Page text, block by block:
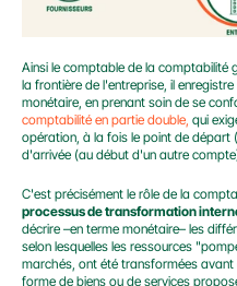
Ainsi le comptable de la comptabilité
la frontière de l'entreprise, il
monétaire, en prenant soin de se
comptabilité en partie double, qui
opération, à la fois le point de départ
d'arrivée (au début d'un autre
processus de transformation
décrire –en terme monétaire– les
selon lesquelles les ressources
marchés, ont été transformées
forme de biens ou de services